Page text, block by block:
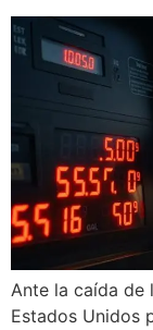
Ante la caída de
Estados Unidos